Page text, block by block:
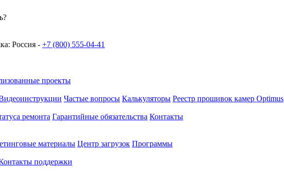
Россия - +7 (800) 555-04-41
проекты
Частые вопросы Калькуляторы Реестр прошивок камер Optimus
ремонта Гарантийные обязательства Контакты
материалы Центр загрузок Программы
поддержки